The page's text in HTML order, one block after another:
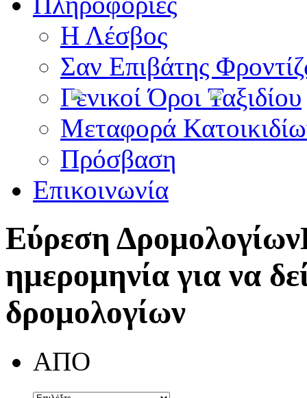
Η Λέσβος
Σαν Επιβάτης
Γενικοί Όροι Ταξιδίου
Μεταφορά
Πρόσβαση
Επικοινωνία
Εύρεση Δρομολογίων
ημερομηνία για να
δρομολογίων
ΑΠΟ